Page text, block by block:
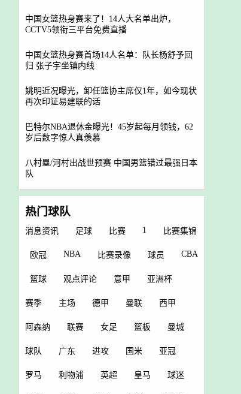
中国女篮热身赛来了！14人大名单出炉，
CCTV5领衔三平台免费直播
中国女篮热身赛首场14人名单：队长杨舒予回
归 张子宇坐镇内线
姚明近况曝光，卸任篮协主席仅1年，如今现状
再次印证易建联的话
巴特尔NBA退休金曝光！45岁起每月领钱，62
岁后数字惊人真羡慕
八村塁/河村出战世预赛 中国男篮错过最强日本
队
热门球队
消息资讯 足球 比赛 1 比赛集锦
欧冠 NBA 比赛录像 球员 CBA
篮球 观点评论 意甲 亚洲杯
赛季 主场 德甲 曼联 西甲
阿森纳 联赛 女足 篮板 曼城
球队 广东 进攻 国米 亚冠
罗马 利物浦 英超 皇马 球迷